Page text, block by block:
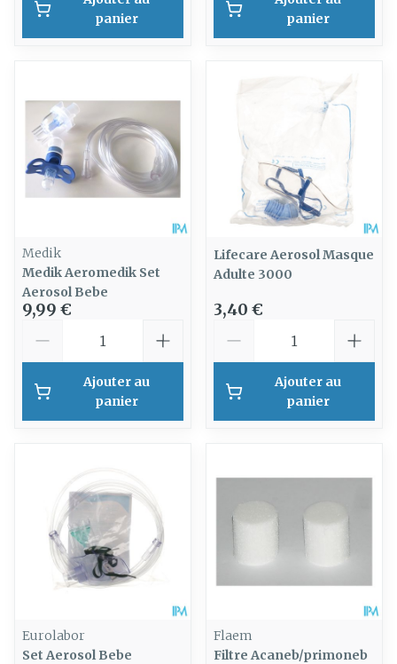
panier
panier
Medik
Medik Aeromedik Set
Aerosol Bebe
9,99 €
Ajouter au
panier
Lifecare Aerosol Masque
Adulte 3000
3,40 €
Ajouter au
panier
Eurolabor
Set Aerosol Bebe
Flaem
Filtre Acaneb/primoneb